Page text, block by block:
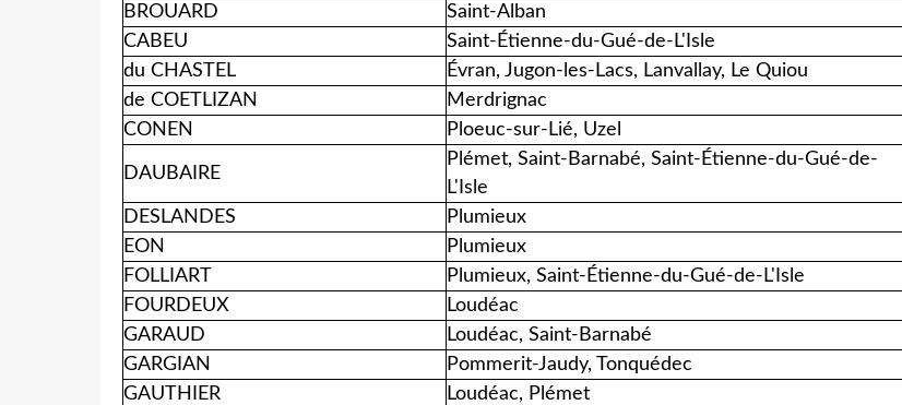
BROUARD
Saint-Alban
CABEU
Saint-Étienne-du-Gué-de-L'Isle
du CHASTEL
Évran, Jugon-les-Lacs, Lanvallay, Le Quiou
de COETLIZAN
Merdrignac
CONEN
Ploeuc-sur-Lié, Uzel
DAUBAIRE
Plémet, Saint-Barnabé, Saint-Étienne-du-Gué-de-
L'Isle
DESLANDES
Plumieux
EON
Plumieux
FOLLIART
Plumieux, Saint-Étienne-du-Gué-de-L'Isle
FOURDEUX
Loudéac
GARAUD
Loudéac, Saint-Barnabé
GARGIAN
Pommerit-Jaudy, Tonquédec
GAUTHIER
Loudéac, Plémet